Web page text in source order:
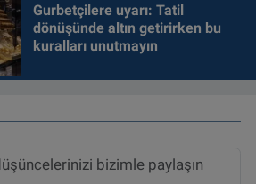
Gurbetçilere uyarı: Tatil
dönüşünde altın getirirken bu
kuralları unutmayın